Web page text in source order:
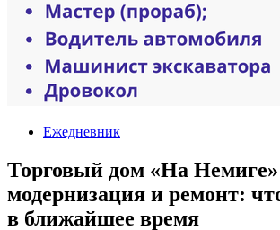
Ежедневник
Торговый дом «На
модернизация и ремонт:
в ближайшее время